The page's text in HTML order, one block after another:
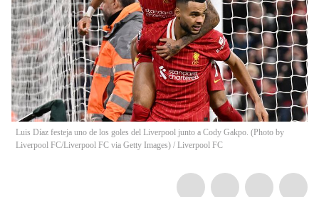
Luis Díaz festeja uno de los goles del Liverpool junto a Cody Gakpo. (Photo by
Liverpool FC/Liverpool FC via Getty Images) / Liverpool FC